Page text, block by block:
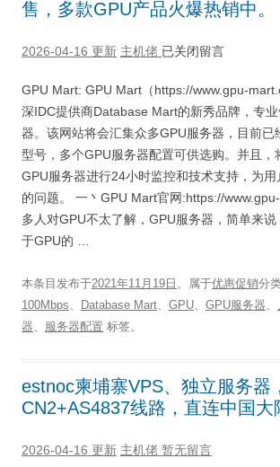
售，多款GPU产品火爆热销中。
2026-04-16 更新 主机佬 已关闭留言
GPU Mart: GPU Mart（https://www.gpu-
深IDC提供商Database Mart的新秀品牌，专
器。该网站将会汇集众多GPU服务器，目前已
型号，多个GPU服务器配置可供选购。并且，
GPU服务器进行24小时监控和技术支持，为用
的问题。 一丶GPU Mart官网:https://
多人对GPU不太了解，GPU服务器，简单来
于GPU的 …
本条目发布于2021年11月19日 。属于优惠促销分
100Mbps、 Database Mart、 GPU、 GPU服务器、
器、 服务器配置 标签。
estnoc柬埔寨VPS、独立服务器
CN2+AS4837线路，直连中国大
2026-04-16 更新 主机佬 暂无留言